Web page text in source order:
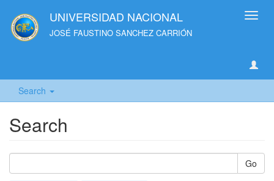
UNIVERSIDAD NACIONAL
JOSÉ FAUSTINO SANCHEZ CARRIÓN
Search
Search
Go